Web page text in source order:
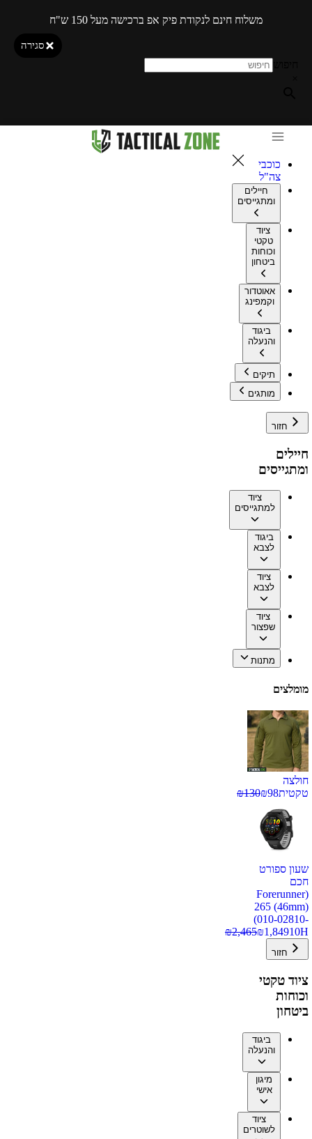
משלוח חינם לנקודת פיק אפ ברכישה מעל 150 ש"ח
סגירה
כוכבי
צה"ל
חיילים
ומתגייסים
ציוד
טקטי
וכוחות
ביטחון
אאוטדור
וקמפינג
ביגוד
והנעלה
תיקים
מותגים
חזור
חיילים
ומתגייסים
ציוד
למתגייסים
ביגוד
לצבא
ציוד
לצבא
ציוד
שפצור
מתנות
מומלצים
חולצה
טקטית
₪98
₪130
שעון ספורט
חכם
(Forerunner
265 (46mm)
(010-02810-
10H
₪1,849
₪2,465
חזור
ציוד טקטי
וכוחות
ביטחון
ביגוד
והנעלה
מיגון
אישי
ציוד
לשוטרים